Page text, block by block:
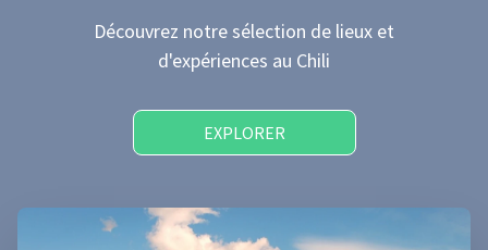
Découvrez notre sélection de lieux et
d'expériences au Chili
EXPLORER